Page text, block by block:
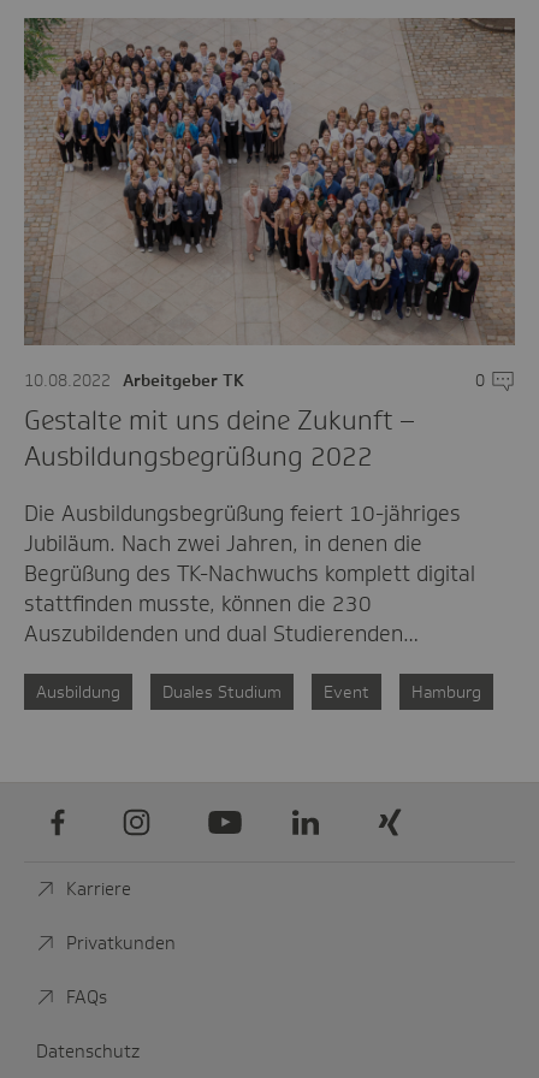
10.08.2022 Arbeitgeber TK 0
Gestalte mit uns deine Zukunft –
Ausbildungsbegrüßung 2022
Die Ausbildungsbegrüßung feiert 10-jähriges
Jubiläum. Nach zwei Jahren, in denen die
Begrüßung des TK-Nachwuchs komplett digital
stattfinden musste, können die 230
Auszubildenden und dual Studierenden…
Ausbildung Duales Studium Event Hamburg
Facebook Instagram
Youtube LinkedIn Xing
Karriere
Privatkunden
FAQs
Datenschutz